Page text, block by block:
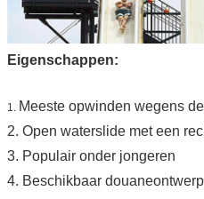
Eigenschappen:
1.
Meeste opwinden wegens
2. Open waterslide met een
3. Populair onder jongeren
4. Beschikbaar douaneontwerp